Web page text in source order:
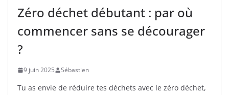
Zéro déchet débutant : par où
commencer sans se décourager
?
9 juin 2025 Sébastien
Tu as envie de réduire tes déchets avec le zéro déchet,